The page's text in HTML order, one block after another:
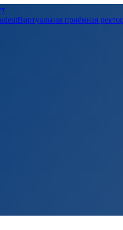
Виртуальная приёмная